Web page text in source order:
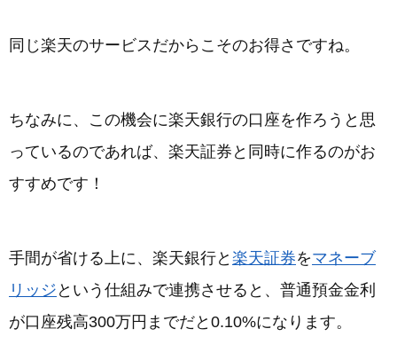
同じ楽天のサービスだからこそのお得さですね。
ちなみに、この機会に楽天銀行の口座を作ろうと思
っているのであれば、楽天証券と同時に作るのがお
すすめです！
手間が省ける上に、楽天銀行と 楽天証券をマネーブ
リッジ という仕組みで連携させると、普通預金金利
が口座残高300万円までだと0.10%になります。